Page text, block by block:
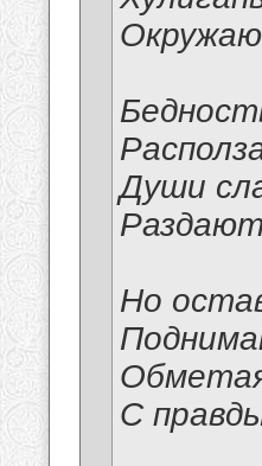
Души
Но
С